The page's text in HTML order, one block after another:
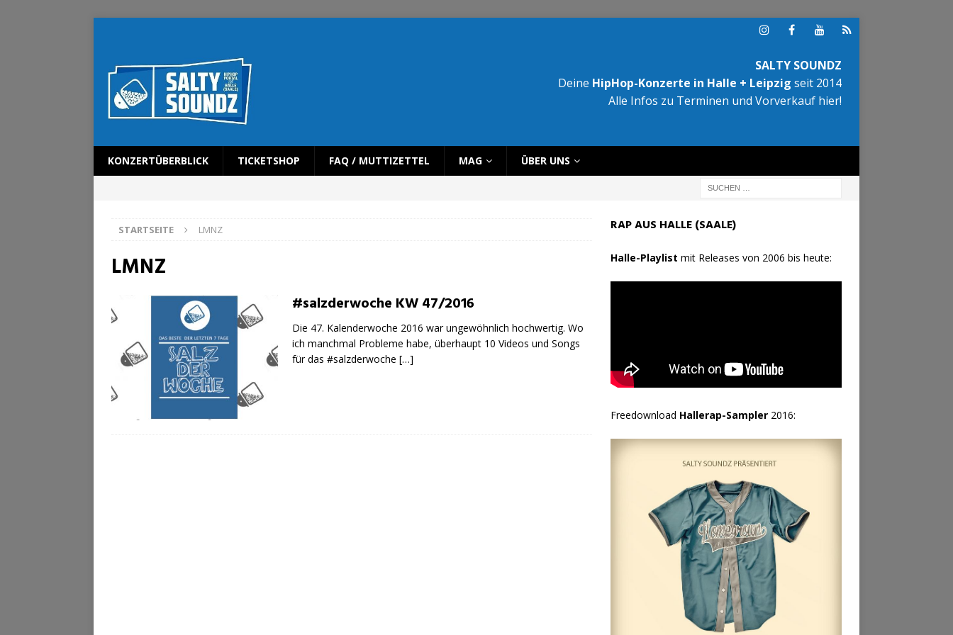
SALTY SOUNDZ
Deine HipHop-Konzerte in Halle + Leipzig seit 2014
Alle Infos zu Terminen und Vorverkauf hier!
KONZERTÜBERBLICK TICKETSHOP FAQ / MUTTIZETTEL MAG ÜBER UNS
STARTSEITE LMNZ
LMNZ
#salzderwoche KW 47/2016
Die 47. Kalenderwoche 2016 war ungewöhnlich hochwertig. Wo
ich manchmal Probleme habe, überhaupt 10 Videos und Songs
für das #salzderwoche […]
RAP AUS HALLE (SAALE)
Halle-Playlist mit Releases von 2006 bis heute:
Freedownload Hallerap-Sampler2016: